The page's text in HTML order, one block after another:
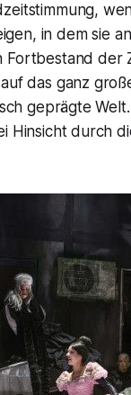
in dem sie
Fortbestand der
das ganz
geprägte
Hinsicht durch